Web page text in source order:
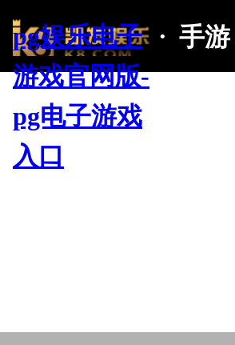
pg娱乐电子
游戏官网版-
pg电子游戏
入口
· 手游